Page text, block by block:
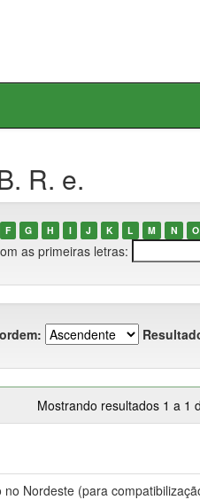
R. e.
F G H I J K L M N O
as primeiras letras:
Mostrando resultados 1 a 1
Nordeste (para